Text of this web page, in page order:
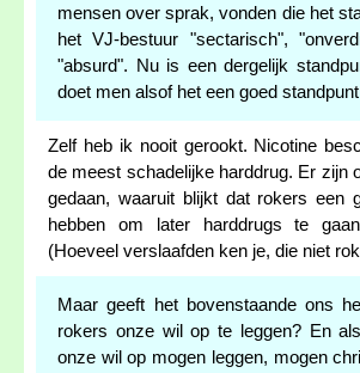
mensen over sprak, vonden die het
het VJ-bestuur "sectarisch",
"absurd". Nu is een dergelijk
doet men alsof het een goed
Zelf heb ik nooit gerookt. Nicotine
de meest schadelijke harddrug. Er zijn
gedaan, waaruit blijkt dat rokers een
hebben om later harddrugs te
(Hoeveel verslaafden ken je, die niet
Maar geeft het bovenstaande ons
rokers onze wil op te leggen? En
onze wil op mogen leggen, mogen